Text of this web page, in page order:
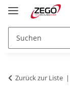
Zurück zur Liste